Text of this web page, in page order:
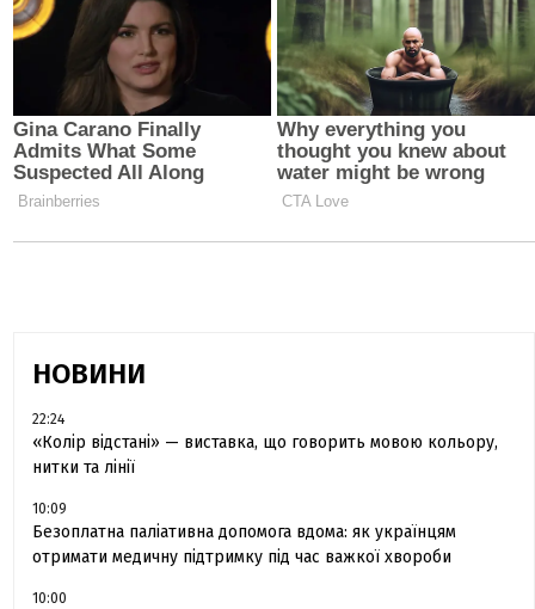
НОВИНИ
22:24
«Колір відстані» — виставка, що говорить мовою кольору,
нитки та лінії
10:09
Безоплатна паліативна допомога вдома: як українцям
отримати медичну підтримку під час важкої хвороби
10:00